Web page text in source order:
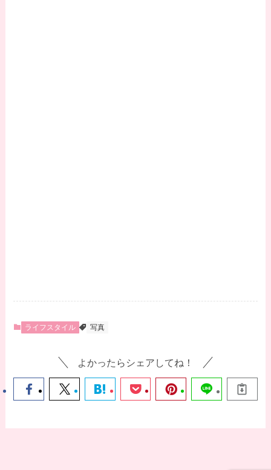
ライフスタイル 写真
よかったらシェアしてね！